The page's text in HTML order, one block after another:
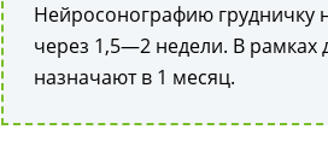
Нейросонографию грудничку
через 1,5—2 недели. В рамках
назначают в 1 месяц.